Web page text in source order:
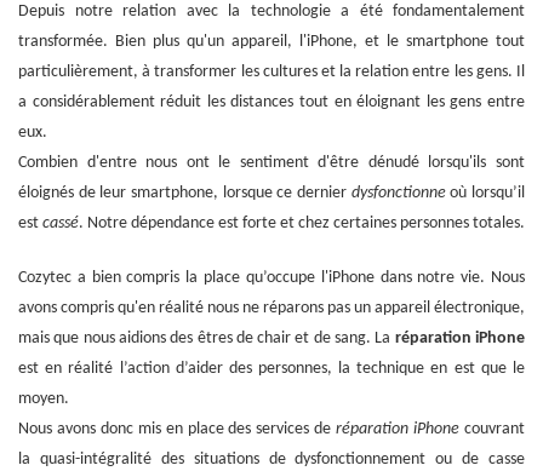
Depuis notre relation avec la technologie a été fondamentalement
transformée. Bien plus qu'un appareil, l'iPhone, et le smartphone tout
particulièrement, à transformer les cultures et la relation entre les gens. Il
a considérablement réduit les distances tout en éloignant les gens entre
eux.
Combien d'entre nous ont le sentiment d'être dénudé lorsqu'ils sont
éloignés de leur smartphone, lorsque ce dernier dysfonctionneoù lorsqu’il
est cassé. Notre dépendance est forte et chez certaines personnes totales.
Cozytec a bien compris la place qu’occupe l'iPhone dans notre vie. Nous
avons compris qu'en réalité nous ne réparons pas un appareil électronique,
mais que nous aidions des êtres de chair et de sang. La réparation iPhone
est en réalité l’action d’aider des personnes, la technique en est que le
moyen.
Nous avons donc mis en place des services deréparation iPhone couvrant
la quasi-intégralité des situations de dysfonctionnement ou de casse